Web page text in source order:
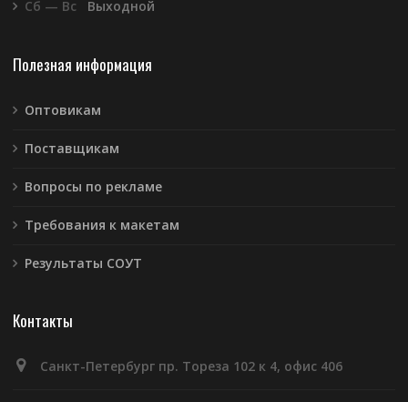
Сб — Вс Выходной
Полезная информация
Оптовикам
Поставщикам
Вопросы по рекламе
Требования к макетам
Результаты СОУТ
Контакты
Санкт-Петербург пр. Тореза 102 к 4, офис 406